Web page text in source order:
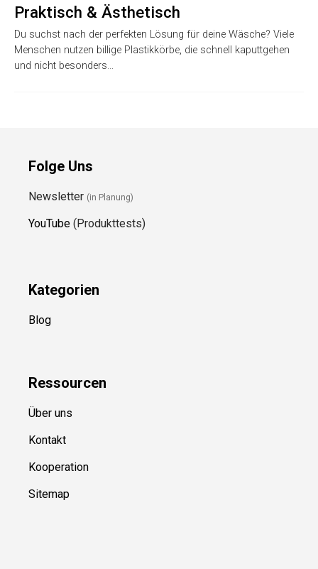
Praktisch & Ästhetisch
Du suchst nach der perfekten Lösung für deine Wäsche? Viele
Menschen nutzen billige Plastikkörbe, die schnell kaputtgehen
und nicht besonders…
Folge Uns
Newsletter (in Planung)
YouTube (Produkttests)
Kategorien
Blog
Ressourcen
Über uns
Kontakt
Kooperation
Sitemap